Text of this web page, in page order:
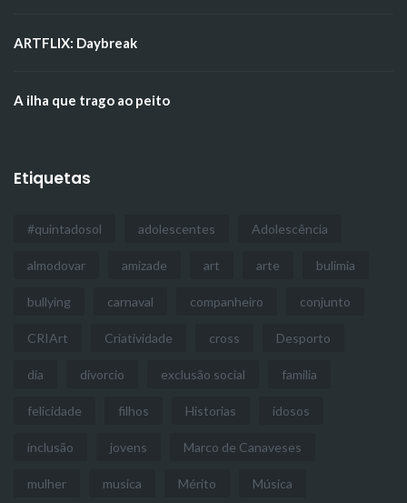
ARTFLIX: Daybreak
A ilha que trago ao peito
Etiquetas
#quintadosol adolescentes Adolescência
almodovar amizade art arte bulimia
bullying carnaval companheiro conjunto
CRIArt Criatividade cross Desporto
dia divorcio exclusão social familia
felicidade filhos Historias idosos
inclusão jovens Marco de Canaveses
mulher musica Mérito Música